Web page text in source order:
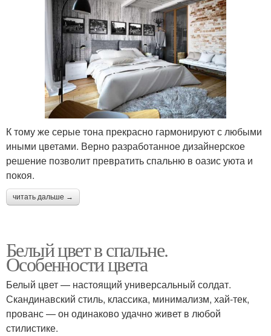
К тому же серые тона прекрасно гармонируют с любыми
иными цветами. Верно разработанное дизайнерское
решение позволит превратить спальню в оазис уюта и
покоя.
читать дальше →
Белый цвет в спальне.
Особенности цвета
Белый цвет — настоящий универсальный солдат.
Скандинавский стиль, классика, минимализм, хай-тек,
прованс — он одинаково удачно живет в любой
стилистике.